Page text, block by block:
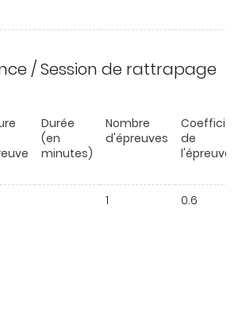
/ Session de rattrapage
Durée
(en
minutes)
Nombre
d'épreuves
de
l'épreuve
1 0.6